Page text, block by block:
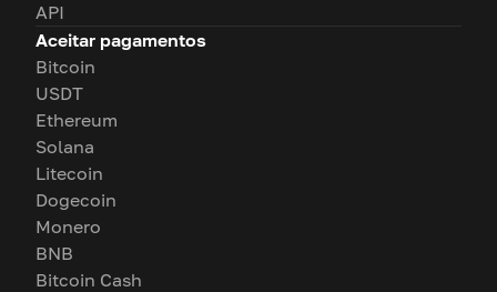
API
Aceitar pagamentos
Bitcoin
USDT
Ethereum
Solana
Litecoin
Dogecoin
Monero
BNB
Bitcoin Cash